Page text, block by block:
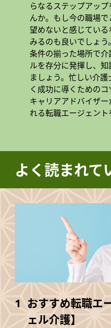
らなるステップアッ
んか。もし今の職場
望めないと感じている
みるのも良いでしょ
条件の揃った場所で
ルを存分に発揮し、
ましょう。忙しい介
く成功に導くための
キャリアアドバイザー
れる転職エージェント
よく読まれて
おすすめ転職エ
ェル介護】